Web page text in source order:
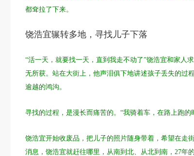
都耷拉了下来。
饶浩宜辗转多地，寻找儿子下落
“活一天，就要找一天，直到我走不动了”饶浩宜和家人
无所获。站在大街上，他声泪俱下地讲述孩子丢失的过
逾越的鸿沟。
寻找的过程，是漫长而痛苦的。“我骑着车，在路上跑的
饶浩宜开始收废品，把儿子的照片随身带着，希望在走
消息，饶浩宜就赶往哪里，从南到北、从北到南，27年